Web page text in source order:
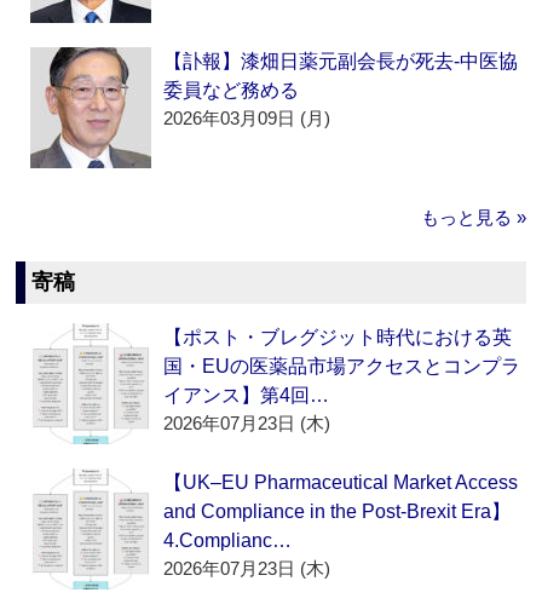
【訃報】漆畑日薬元副会長が死去‐中医協
委員など務める
2026年03月09日 (月)
もっと見る »
寄稿
【ポスト・ブレグジット時代における英
国・EUの医薬品市場アクセスとコンプラ
イアンス】第4回…
2026年07月23日 (木)
【UK–EU Pharmaceutical Market Access
and Compliance in the Post-Brexit Era】
4.Complianc…
2026年07月23日 (木)